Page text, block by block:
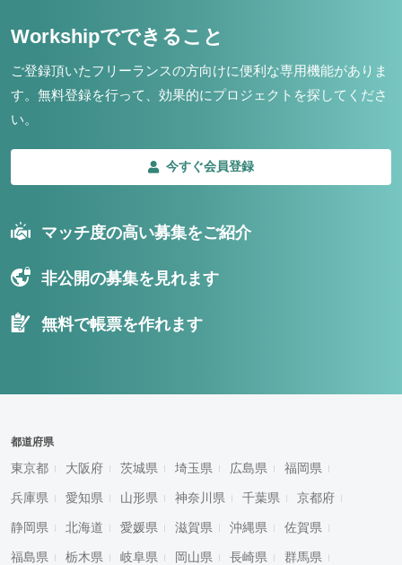
Workshipでできること
ご登録頂いたフリーランスの方向けに便利な専用機能がありま
す。 無料登録を行って、効果的にプロジェクトを探してくださ
い。
今すぐ会員登録
マッチ度の高い募集をご紹介
非公開の募集を見れます
無料で帳票を作れます
都道府県
東京都 大阪府 茨城県 埼玉県 広島県 福岡県
兵庫県 愛知県 山形県 神奈川県 千葉県 京都府
静岡県 北海道 愛媛県 滋賀県 沖縄県 佐賀県
福島県 栃木県 岐阜県 岡山県 長崎県 群馬県